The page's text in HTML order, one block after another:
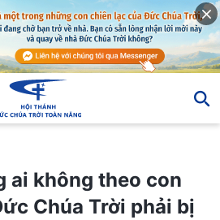
ai không theo con
Chúa Trời phải bị